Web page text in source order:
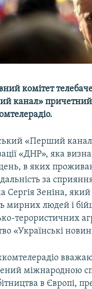
комітет
канал» причетний
«Перший
«ДНР», яка
в яких
за
Сергія Зеніна,
мирних людей і
терористичних
«Українські
міжнародною
в Європі,